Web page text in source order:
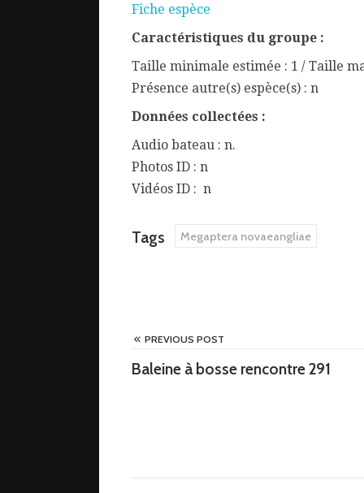
Fiche espèce
Caractéristiques du groupe :
Taille minimale estimée : 1 / Taille
Présence autre(s) espèce(s) : n
Données collectées :
Audio bateau : n.
Photos ID : n
Vidéos ID : n
Tags Megaptera novaeangliae
PREVIOUS POST
Baleine à bosse rencontre 291